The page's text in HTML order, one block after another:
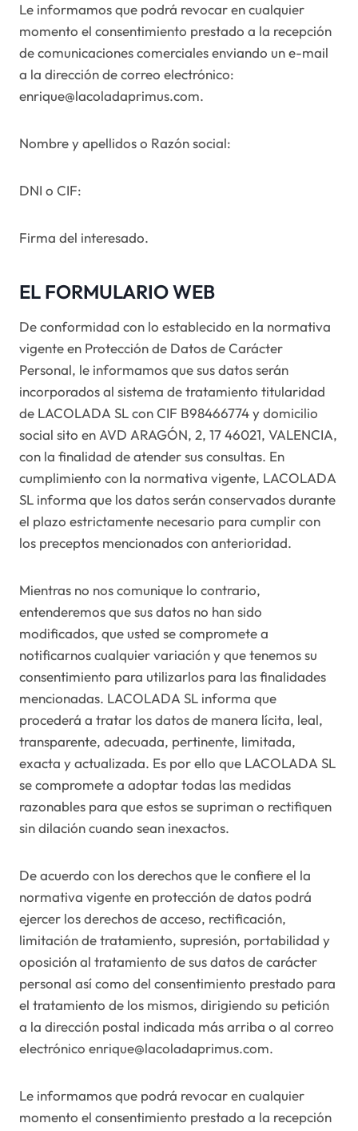
Le informamos que podrá revocar en cualquier
momento el consentimiento prestado a la recepción
de comunicaciones comerciales enviando un e-mail
a la dirección de correo electrónico:
enrique@lacoladaprimus.com.
Nombre y apellidos o Razón social:
DNI o CIF:
Firma del interesado.
EL FORMULARIO WEB
De conformidad con lo establecido en la normativa
vigente en Protección de Datos de Carácter
Personal, le informamos que sus datos serán
incorporados al sistema de tratamiento titularidad
de LACOLADA SL con CIF B98466774 y domicilio
social sito en AVD ARAGÓN, 2, 17 46021, VALENCIA,
con la finalidad de atender sus consultas. En
cumplimiento con la normativa vigente, LACOLADA
SL informa que los datos serán conservados durante
el plazo estrictamente necesario para cumplir con
los preceptos mencionados con anterioridad.
Mientras no nos comunique lo contrario,
entenderemos que sus datos no han sido
modificados, que usted se compromete a
notificarnos cualquier variación y que tenemos su
consentimiento para utilizarlos para las finalidades
mencionadas. LACOLADA SL informa que
procederá a tratar los datos de manera lícita, leal,
transparente, adecuada, pertinente, limitada,
exacta y actualizada. Es por ello que LACOLADA SL
se compromete a adoptar todas las medidas
razonables para que estos se supriman o rectifiquen
sin dilación cuando sean inexactos.
De acuerdo con los derechos que le confiere el la
normativa vigente en protección de datos podrá
ejercer los derechos de acceso, rectificación,
limitación de tratamiento, supresión, portabilidad y
oposición al tratamiento de sus datos de carácter
personal así como del consentimiento prestado para
el tratamiento de los mismos, dirigiendo su petición
a la dirección postal indicada más arriba o al correo
electrónico enrique@lacoladaprimus.com.
Le informamos que podrá revocar en cualquier
momento el consentimiento prestado a la recepción